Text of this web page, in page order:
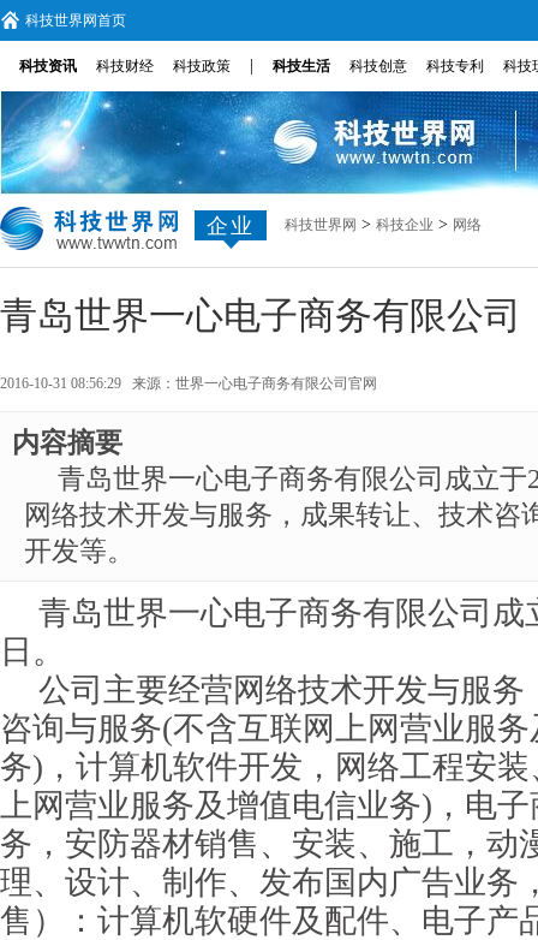
科技世界网首页
科技资讯 科技财经 科技政策 科技生活 科技创意 科技专利 科技
企业 科技世界网 > 科技企业 > 网络
青岛世界一心电子商务有限公司
2016-10-31 08:56:29 来源： 世界一心电子商务有限公司官网
内容摘要
青岛世界一心电子商务有限公司成立于
网络技术开发与服务，成果转让、技术咨
开发等。
青岛世界一心电子商务有限公司成
日。
公司主要经营网络技术开发与服务
咨询与服务(不含互联网上网营业服
务)，计算机软件开发，网络工程安
上网营业服务及增值电信业务)，电
务，安防器材销售、安装、施工，动
理、设计、制作、发布国内广告业务
售）：计算机软硬件及配件、电子产